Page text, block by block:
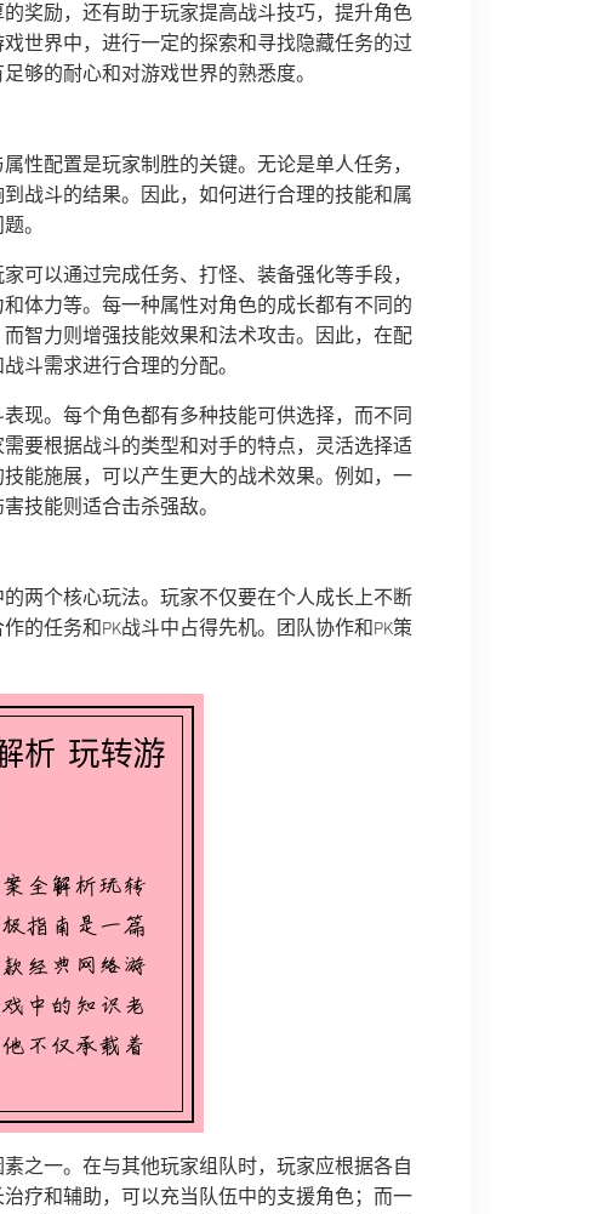
奖励，还有助于玩家提高战斗技巧，提升角色
世界中，进行一定的探索和寻找隐藏任务的过
够的耐心和对游戏世界的熟悉度。
性配置是玩家制胜的关键。无论是单人任务，
战斗的结果。因此，如何进行合理的技能和属
。
可以通过完成任务、打怪、装备强化等手段，
体力等。每一种属性对角色的成长都有不同的
智力则增强技能效果和法术攻击。因此，在配
斗需求进行合理的分配。
现。每个角色都有多种技能可供选择，而不同
要根据战斗的类型和对手的特点，灵活选择适
能施展，可以产生更大的战术效果。例如，一
技能则适合击杀强敌。
两个核心玩法。玩家不仅要在个人成长上不断
的任务和PK战斗中占得先机。团队协作和PK策
之一。在与其他玩家组队时，玩家应根据各自
疗和辅助，可以充当队伍中的支援角色；而一